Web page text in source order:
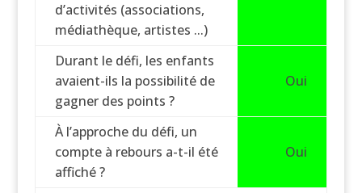
d’activités (associations,
médiathèque, artistes ...)
Durant le défi, les enfants
avaient-ils la possibilité de
gagner des points ?
Oui
À l’approche du défi, un
compte à rebours a-t-il été
affiché ?
Oui